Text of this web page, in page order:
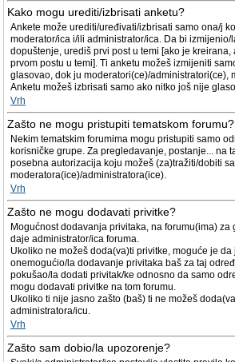
Kako mogu urediti/izbrisati anketu?
Ankete može urediti/uređivati/izbrisati samo ona/j
moderator/ica i/ili administrator/ica. Da bi izmijenio/
dopuštenje, urediš prvi post u temi [ako je kreirana,
prvom postu u temi]. Ti anketu možeš izmijeniti
glasovao, dok ju moderatori(ce)/administratori(ce),
Anketu možeš izbrisati samo ako nitko još nije
Vrh
Zašto ne mogu pristupiti tematskom forumu?
Nekim tematskim forumima mogu pristupiti samo
korisničke grupe. Za pregledavanje, postanje... na
posebna autorizacija koju možeš (za)tražiti/dobiti
moderatora(ice)/administratora(ice).
Vrh
Zašto ne mogu dodavati privitke?
Mogućnost dodavanja privitaka, na forumu(ima) za
daje administrator/ica foruma.
Ukoliko ne možeš doda(va)ti privitke, moguće je
onemogućio/la dodavanje privitaka baš za taj
pokušao/la dodati privitak/ke odnosno da samo
mogu dodavati privitke na tom forumu.
Ukoliko ti nije jasno zašto (baš) ti ne možeš
administratora/icu.
Vrh
Zašto sam dobio/la upozorenje?